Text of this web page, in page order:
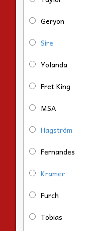
Geryon
Sire
Yolanda
Fret King
MSA
Hagström
Fernandes
Kramer
Furch
Tobias